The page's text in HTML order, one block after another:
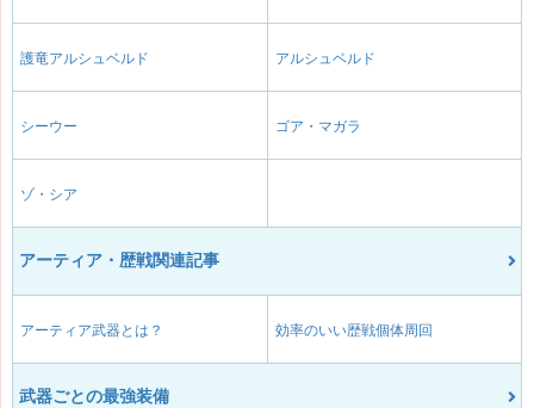
護竜アルシュベルド アルシュベルド
シーウー ゴア・マガラ
ゾ・シア
アーティア・歴戦関連記事
アーティア武器とは？ 効率のいい歴戦個体周回
武器ごとの最強装備